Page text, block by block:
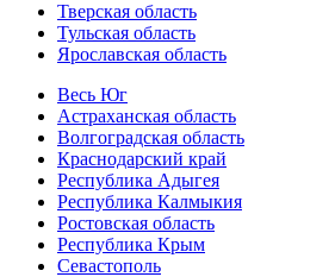
Тверская область
Тульская область
Ярославская область
Весь Юг
Астраханская область
Волгоградская область
Краснодарский край
Республика Адыгея
Республика Калмыкия
Ростовская область
Республика Крым
Севастополь